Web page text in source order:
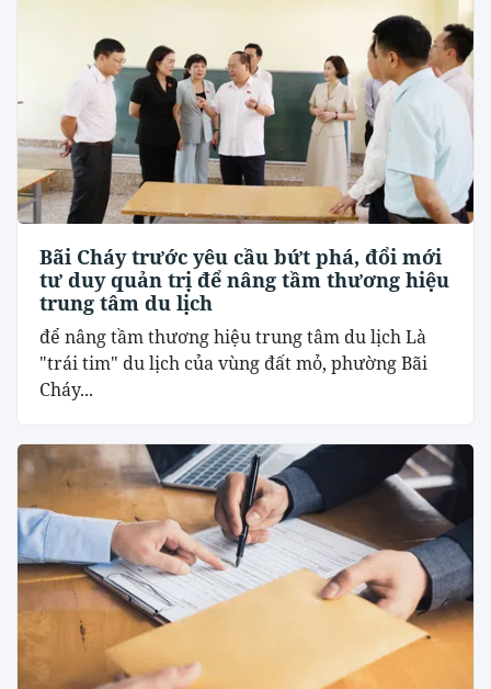
Bãi Cháy trước yêu cầu bứt phá, đổi mới
tư duy quản trị để nâng tầm thương hiệu
trung tâm du lịch
để nâng tầm thương hiệu trung tâm du lịch Là
"trái tim" du lịch của vùng đất mỏ, phường Bãi
Cháy...